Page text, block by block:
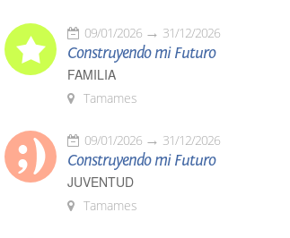
09/01/2026 31/12/2026
Construyendo mi Futuro
FAMILIA
Tamames
09/01/2026 31/12/2026
Construyendo mi Futuro
JUVENTUD
Tamames